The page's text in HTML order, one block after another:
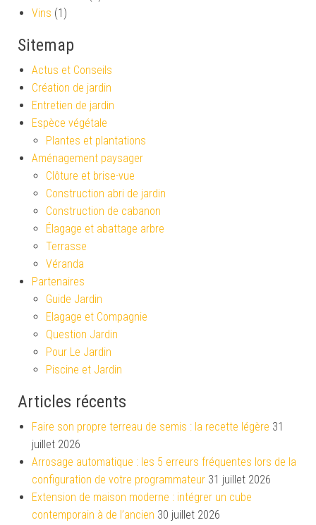
Vins (1)
Sitemap
Actus et Conseils
Création de jardin
Entretien de jardin
Espèce végétale
Plantes et plantations
Aménagement paysager
Clôture et brise-vue
Construction abri de jardin
Construction de cabanon
Élagage et abattage arbre
Terrasse
Véranda
Partenaires
Guide Jardin
Elagage et Compagnie
Question Jardin
Pour Le Jardin
Piscine et Jardin
Articles récents
Faire son propre terreau de semis : la recette légère 31
juillet 2026
Arrosage automatique : les 5 erreurs fréquentes lors de la
configuration de votre programmateur 31 juillet 2026
Extension de maison moderne : intégrer un cube
contemporain à de l’ancien 30 juillet 2026